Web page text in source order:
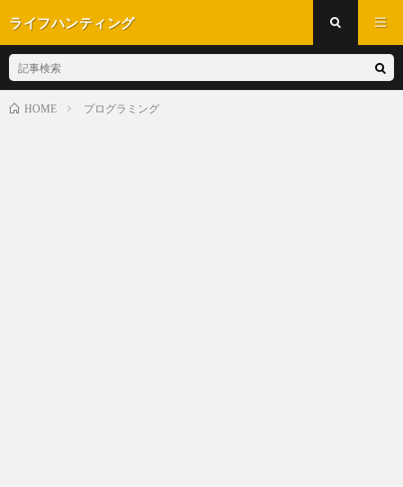
ライフハンティング
HOME プログラミング